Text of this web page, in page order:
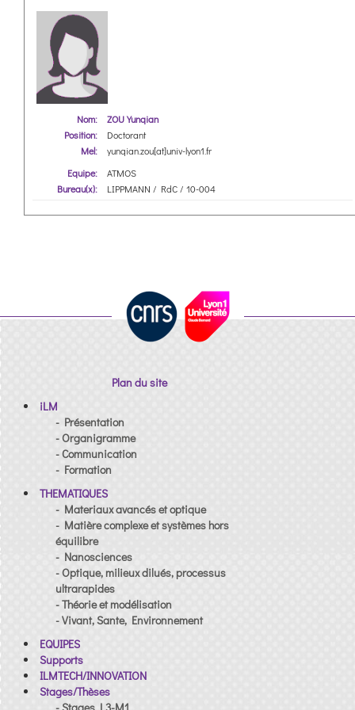
Nom:
ZOU Yunqian
Position:
Doctorant
Mel:
yunqian.zou[at]univ-lyon1.fr
Equipe:
ATMOS
Bureau(x):
LIPPMANN / RdC / 10-004
Plan du site
iLM
- Présentation
- Organigramme
- Communication
- Formation
THEMATIQUES
- Materiaux avancés et optique
- Matière complexe et systèmes hors
équilibre
- Nanosciences
- Optique, milieux dilués, processus
ultrarapides
- Théorie et modélisation
- Vivant, Sante, Environnement
EQUIPES
Supports
ILMTECH/INNOVATION
Stages/Thèses